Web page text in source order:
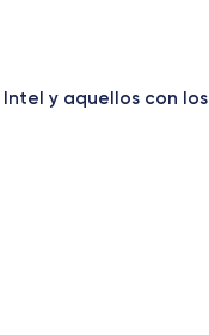
y aquellos con los